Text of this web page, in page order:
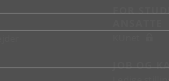
FOR
JOB OG